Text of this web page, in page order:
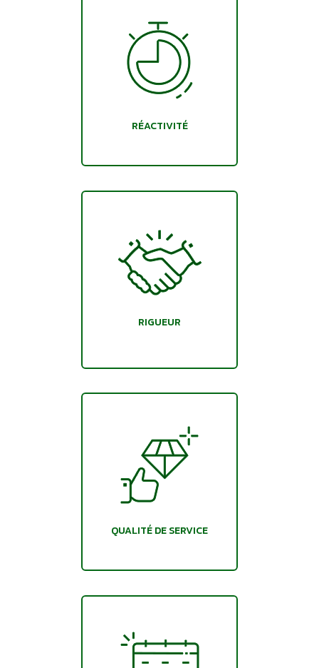
RÉACTIVITÉ
RIGUEUR
QUALITÉ DE SERVICE